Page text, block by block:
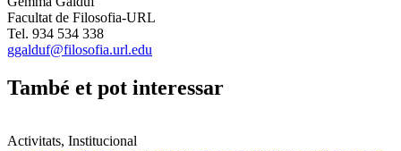
Facultat de Filosofia-URL
Tel. 934 534 338
ggalduf@filosofia.url.edu
També et pot interessar
Activitats, Institucional